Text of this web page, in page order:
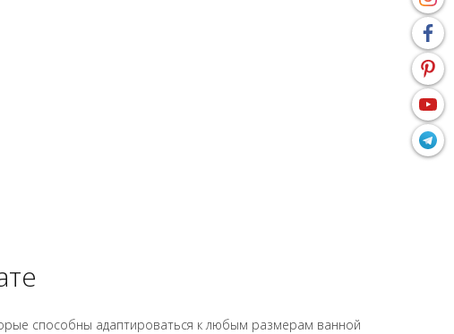
способны адаптироваться к любым размерам ванной